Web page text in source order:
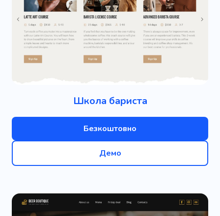
Школа бариста
Безкоштовно
Демо